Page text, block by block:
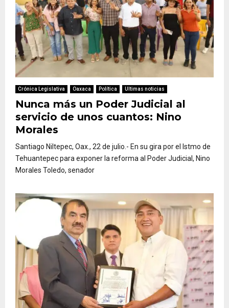
Crónica Legislativa Oaxaca Política Ultimas noticias
Nunca más un Poder Judicial al
servicio de unos cuantos: Nino
Morales
Santiago Niltepec, Oax., 22 de julio.- En su gira por el Istmo de
Tehuantepec para exponer la reforma al Poder Judicial, Nino
Morales Toledo, senador